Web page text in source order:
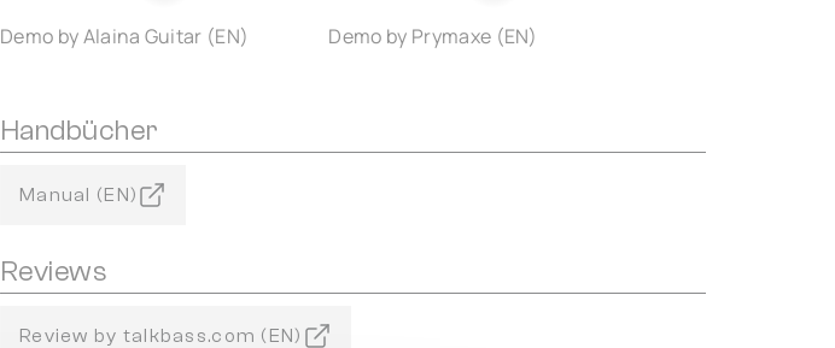
Demo by Alaina Guitar (EN) Demo by Prymaxe (EN)
Handbücher
Manual (EN)
Reviews
Review by talkbass.com (EN)